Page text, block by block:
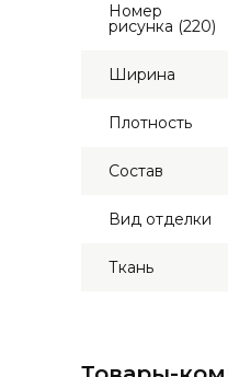
Номер
рисунка (220)
Ширина
Плотность
Состав
Вид отделки
Ткань